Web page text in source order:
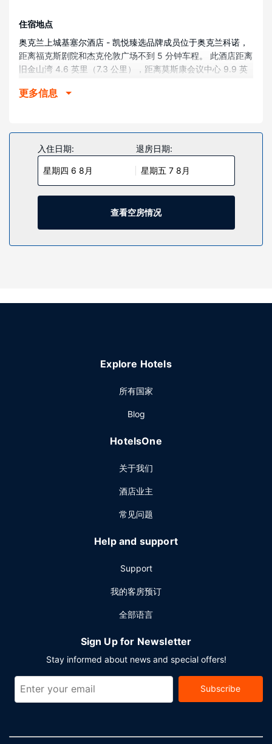
住宿地点
奥克兰上城基塞尔酒店 - 凯悦臻选品牌成员位于奥克兰科诺，
距离福克斯剧院和杰克伦敦广场不到 5 分钟车程。 此酒店距离
旧金山湾 4.6 英里（7.3 公里），距离莫斯康会议中心 9.9 英
客房
适。您的卧床备有羽绒被和埃及棉床单。提供免费无线网络，
方便您与朋友保持联系；有线频道可满足您的娱乐需求。配备
浴缸或淋浴的私人浴室提供免费洗浴用品和吹风机。
物业设施
您可充分利用健身中心等度假设施，此外还有免费 WiFi和礼宾
服务等。此布杂艺术风格酒店还提供礼品店/报摊、婚庆服务和
更多信息
入住日期:
星期四 6 8月
退房日期:
星期五 7 8月
查看空房情况
Explore Hotels
所有国家
Blog
HotelsOne
关于我们
酒店业主
常见问题
Help and support
Support
我的客房预订
全部语言
Sign Up for Newsletter
Stay informed about news and special offers!
Subscribe